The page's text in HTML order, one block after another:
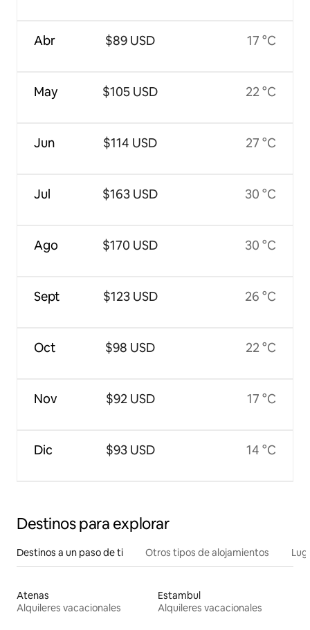
Abr
May
Jun
Jul
Ago
Sept
Oct
Nov
Dic
$89 USD
$105 USD
$114 USD
$163 USD
$170 USD
$123 USD
$98 USD
$92 USD
$93 USD
17 °C
22 °C
27 °C
30 °C
30 °C
26 °C
22 °C
17 °C
14 °C
Destinos para explorar
Destinos a un paso de ti Otros tipos de alojamientos
Atenas
Alquileres vacacionales
Estambul
Alquileres vacacionales